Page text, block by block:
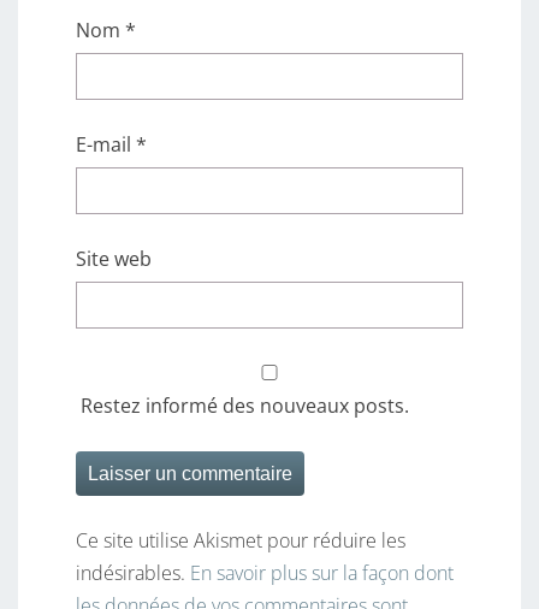
Nom *
E-mail *
Site web
Restez informé des nouveaux posts.
Ce site utilise Akismet pour réduire les
indésirables. En savoir plus sur la façon dont